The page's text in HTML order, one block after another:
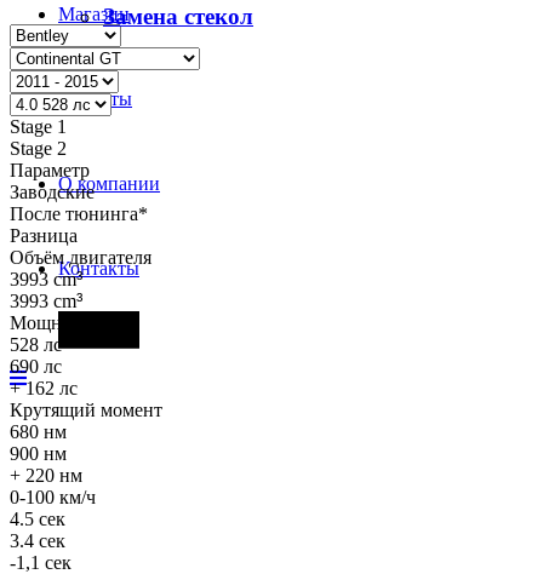
Магазин
Проекты
О компании
Контакты
Замена стекол
Stage 1
Stage 2
Параметр
Заводские
После тюнинга*
Разница
Объём двигателя
3993 cm³
3993 cm³
Мощность
528 лс
690 лс
+ 162 лс
Крутящий момент
680 нм
900 нм
+ 220 нм
0-100 км/ч
4.5 сек
3.4 сек
-1,1 сек